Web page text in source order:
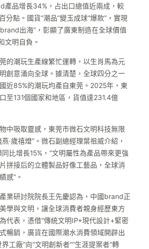
產品增長34%，占出口總值近兩成，較
分點。國貨“潮品”變玉成球“爆款”，實現
出海”，彰顯了廣東制造在全球價值
文明自負。
的潮玩生產線繁忙運轉，以生肖馬為元
創意涌向全球。據清楚，全球四分之一
近85%的潮玩均產自東莞。2025年，東
至131個國家和地區，貨值達231.4億
中吸取靈感，東莞市微石文明科技無限
·歲禧燈”。微石副總經理葉祖威介紹，
比增長15%，“文明屬性為產品帶來更強
拼接后的立體製品好像工藝品，全球消
感”。
業研討院院長王先慶認為，中國brand正
學與文明，讓全球消費者親身經歷東方
代表，憑借“傳統文明IP+現代設計+緊密
暢銷，廣貨在國際潮水消費領域開辟出
工廠”向“文明創新者”“生涯提案者”轉